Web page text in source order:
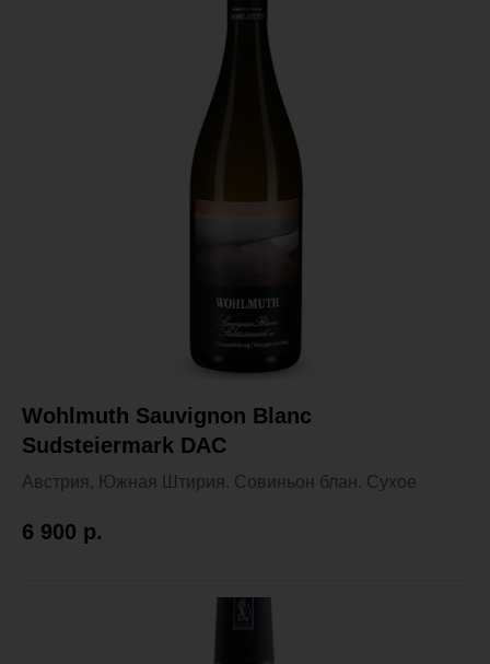
Wohlmuth Sauvignon Blanc
Sudsteiermark DAC
Австрия, Южная Штирия. Совиньон блан. Сухое
6 900 р.